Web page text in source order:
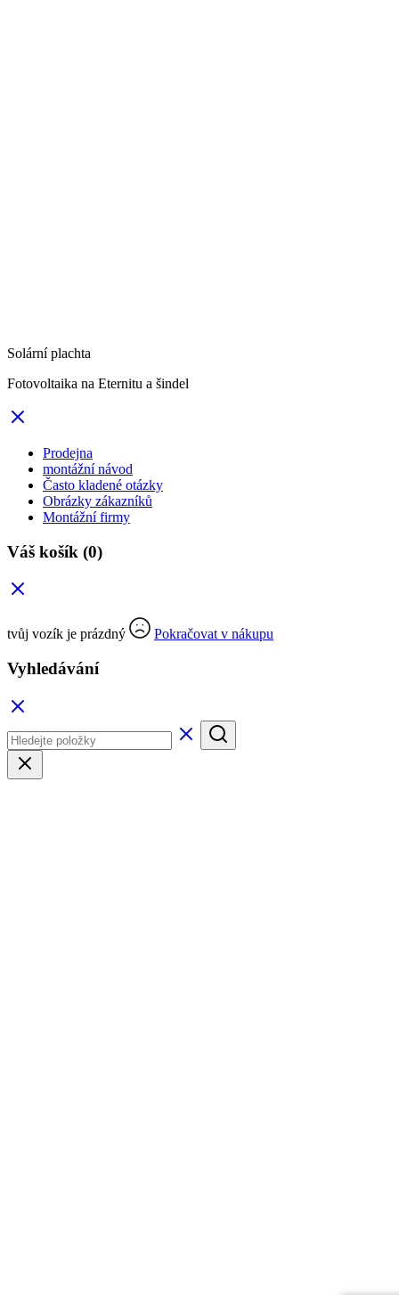
Solární plachta
Fotovoltaika na Eternitu a šindel
Prodejna
montážní návod
Často kladené otázky
Obrázky zákazníků
Montážní firmy
Váš košík (0)
tvůj vozík je prázdný Pokračovat v nákupu
Vyhledávání